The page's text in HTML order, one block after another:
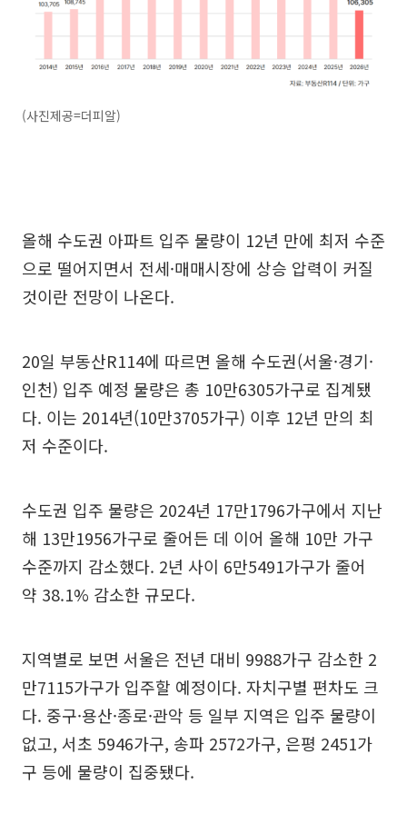
(사진제공=더피알)
올해 수도권 아파트 입주 물량이 12년 만에 최저 수준
으로 떨어지면서 전세·매매시장에 상승 압력이 커질
것이란 전망이 나온다.
20일 부동산R114에 따르면 올해 수도권(서울·경기·
인천) 입주 예정 물량은 총 10만6305가구로 집계됐
다. 이는 2014년(10만3705가구) 이후 12년 만의 최
저 수준이다.
수도권 입주 물량은 2024년 17만1796가구에서 지난
해 13만1956가구로 줄어든 데 이어 올해 10만 가구
수준까지 감소했다. 2년 사이 6만5491가구가 줄어
약 38.1% 감소한 규모다.
지역별로 보면 서울은 전년 대비 9988가구 감소한 2
만7115가구가 입주할 예정이다. 자치구별 편차도 크
다. 중구·용산·종로·관악 등 일부 지역은 입주 물량이
없고, 서초 5946가구, 송파 2572가구, 은평 2451가
구 등에 물량이 집중됐다.